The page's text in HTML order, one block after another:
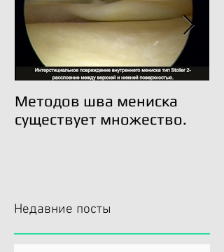
Методов шва мениска
существует множество.
Недавние посты